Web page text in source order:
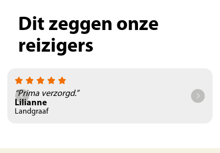
Dit zeggen onze
reizigers
“Prima verzorgd.”
Lilianne
Landgraaf